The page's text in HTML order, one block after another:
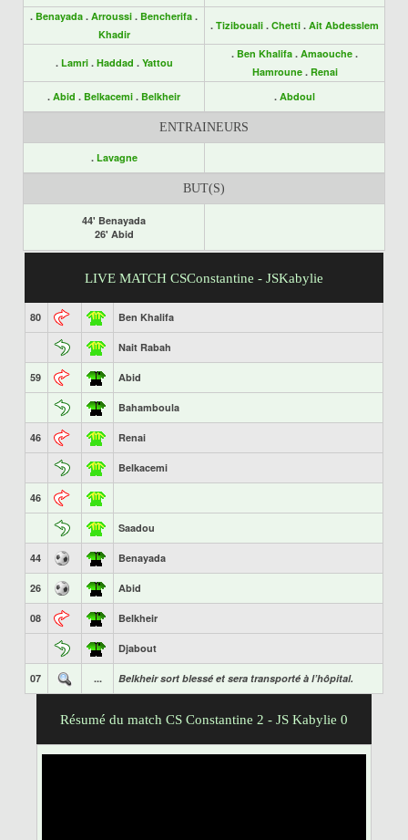
. Benayada . Arroussi . Bencherifa .
Khadir
. Tizibouali . Chetti . Ait Abdesslem
. Lamri . Haddad . Yattou
. Ben Khalifa . Amaouche .
Hamroune. Renai
. Abid . Belkacemi . Belkheir . Abdoul
ENTRAINEURS
. Lavagne
BUT(S)
44' Benayada
26' Abid
LIVE MATCH CSConstantine - JSKabylie
80 Ben Khalifa
Nait Rabah
59 Abid
Bahamboula
46 Renai
Belkacemi
46
Saadou
44 Benayada
26 Abid
08 Belkheir
Djabout
07 ... Belkheir sort blessé et sera transporté à l’hôpital.
Résumé du match CS Constantine 2 - JS Kabylie 0